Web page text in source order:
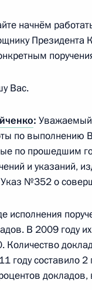
2012 года, 13:30
2012 года,
Абызовым
2012 года, 17:30
2012 года, 15:30
начнём
Президента
Вас.
: Уважаемый
по выполнению
по прошедшим
и указаний,
№352 о
исполнения
В 2009 году
Количество
году составило